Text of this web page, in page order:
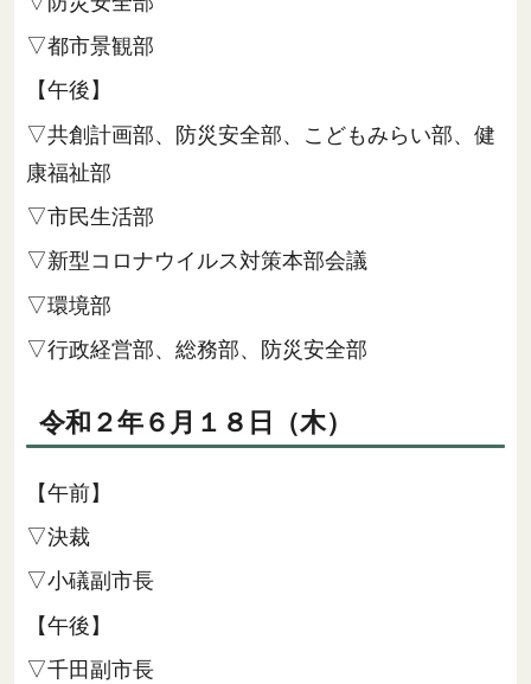
▽都市景観部
【午後】
▽共創計画部、防災安全部、こどもみらい部、健
康福祉部
▽市民生活部
▽新型コロナウイルス対策本部会議
▽環境部
▽行政経営部、総務部、防災安全部
令和２年６月１８日（木）
【午前】
▽決裁
▽小礒副市長
【午後】
▽千田副市長